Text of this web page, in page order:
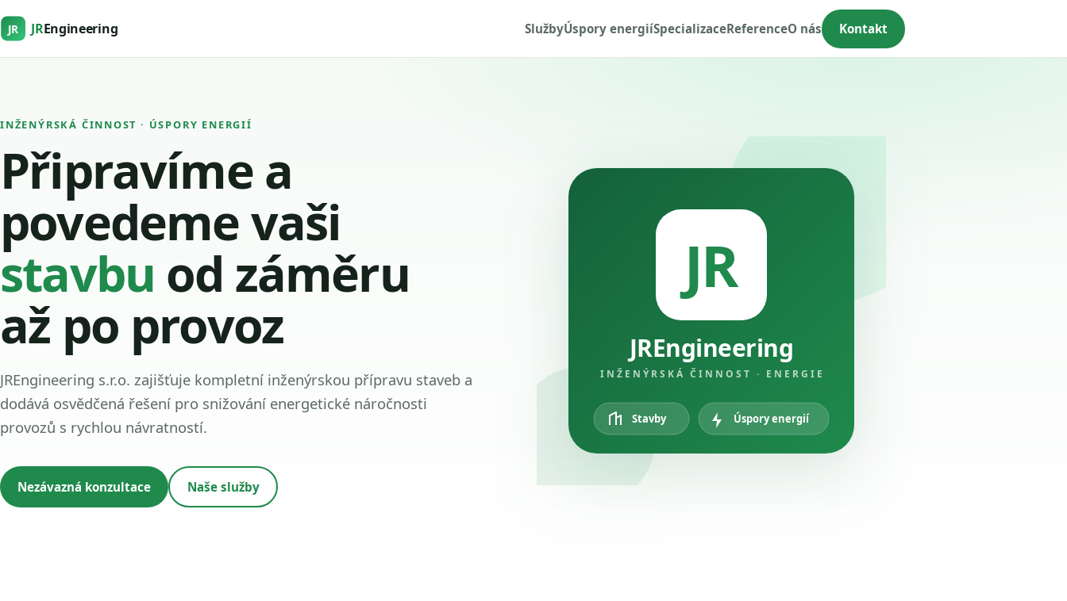
JR JREngineering SlužbyÚspory energiíSpecializaceReferenceO nás Kontakt
INŽENÝRSKÁ ČINNOST · ÚSPORY ENERGIÍ
Připravíme a
povedeme vaši
stavbu od záměru
až po provoz
JREngineering s.r.o. zajišťuje kompletní inženýrskou přípravu staveb a
dodává osvědčená řešení pro snižování energetické náročnosti
provozů s rychlou návratností.
Nezávazná konzultace Naše služby
JR
JREngineering
INŽENÝRSKÁ ČINNOST · ENERGIE
Stavby Úspory energií